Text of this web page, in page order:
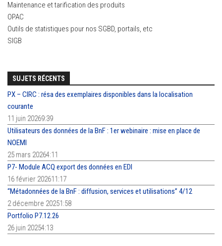
Maintenance et tarification des produits
OPAC
Outils de statistiques pour nos SGBD, portails, etc
SIGB
SUJETS RÉCENTS
PX – CIRC : résa des exemplaires disponibles dans la localisation
courante
11 juin 20269:39
Utilisateurs des données de la BnF : 1er webinaire : mise en place de
NOEMI
25 mars 20264:11
P7- Module ACQ export des données en EDI
16 février 202611:17
“Métadonnées de la BnF : diffusion, services et utilisations” 4/12
2 décembre 20251:58
Portfolio P7.12.26
26 juin 20254:13